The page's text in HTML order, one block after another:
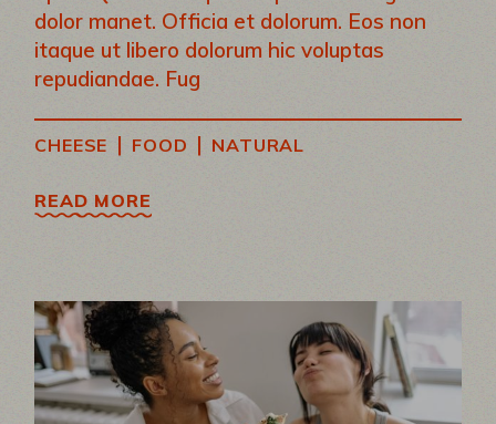
dolor manet. Officia et dolorum. Eos non
itaque ut libero dolorum hic voluptas
repudiandae. Fug
CHEESE | FOOD | NATURAL
READ MORE